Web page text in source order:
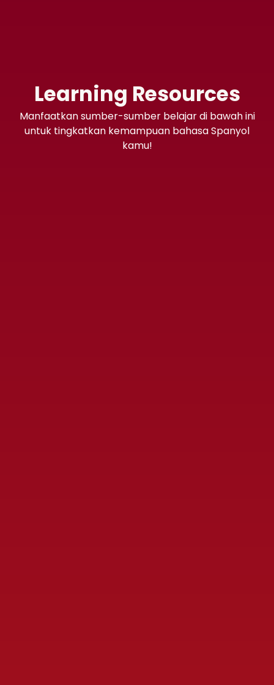
Learning Resources
Manfaatkan sumber-sumber belajar di bawah ini
untuk tingkatkan kemampuan bahasa Spanyol
kamu!